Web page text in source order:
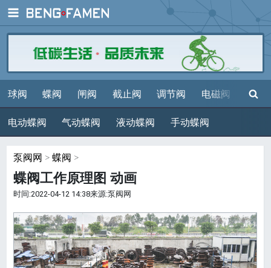
展开
球阀 蝶阀 闸阀 截止阀 调节阀 电磁阀 减压
搜索
电动蝶阀 气动蝶阀 液动蝶阀 手动蝶阀
泵阀网 >蝶阀 >
蝶阀工作原理图 动画
时间:2022-04-12 14:38来源:泵阀网